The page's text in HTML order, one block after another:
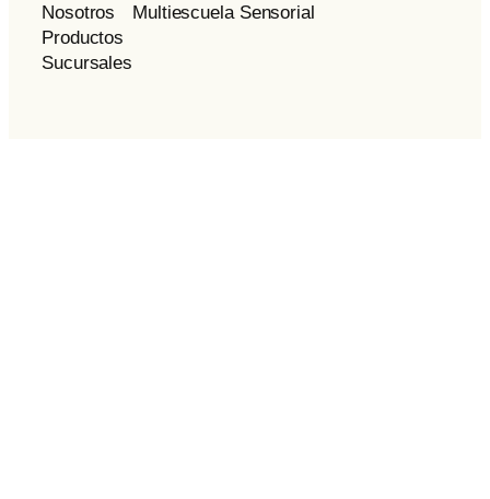
Nosotros
Productos
Sucursales
Multiescuela Sensorial